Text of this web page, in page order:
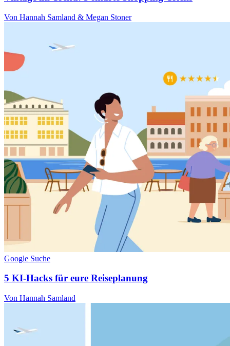
Von Hannah Samland & Megan Stoner
Google Suche
5 KI-Hacks für eure Reiseplanung
Von Hannah Samland